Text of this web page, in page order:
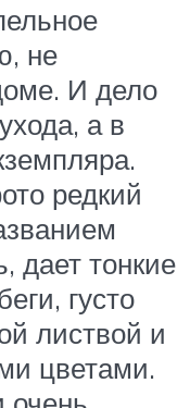
не
И дело
а в
редкий
дает тонкие
густо
листвой и
цветами.